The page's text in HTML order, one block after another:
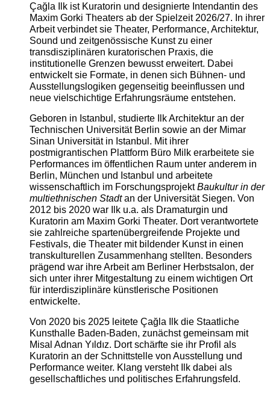
Çağla Ilk ist Kuratorin und designierte Intendantin des
Maxim Gorki Theaters ab der Spielzeit 2026/27. In ihrer
Arbeit verbindet sie Theater, Performance, Architektur,
Sound und zeitgenössische Kunst zu einer
transdisziplinären kuratorischen Praxis, die
institutionelle Grenzen bewusst erweitert. Dabei
entwickelt sie Formate, in denen sich Bühnen- und
Ausstellungslogiken gegenseitig beeinflussen und
neue vielschichtige Erfahrungsräume entstehen.
Geboren in Istanbul, studierte Ilk Architektur an der
Technischen Universität Berlin sowie an der Mimar
Sinan Universität in Istanbul. Mit ihrer
postmigrantischen Plattform Büro Milk erarbeitete sie
Performances im öffentlichen Raum unter anderem in
Berlin, München und Istanbul und arbeitete
wissenschaftlich im ForschungsprojektBaukultur in der
multiethnischen Stadtan der Universität Siegen. Von
2012 bis 2020 war Ilk u.a. als Dramaturgin und
Kuratorin am Maxim Gorki Theater. Dort verantwortete
sie zahlreiche spartenübergreifende Projekte und
Festivals, die Theater mit bildender Kunst in einen
transkulturellen Zusammenhang stellten. Besonders
prägend war ihre Arbeit am Berliner Herbstsalon, der
sich unter ihrer Mitgestaltung zu einem wichtigen Ort
für interdisziplinäre künstlerische Positionen
entwickelte.
Von 2020 bis 2025 leitete Çağla Ilk die Staatliche
Kunsthalle Baden-Baden, zunächst gemeinsam mit
Misal Adnan Yıldız. Dort schärfte sie ihr Profil als
Kuratorin an der Schnittstelle von Ausstellung und
Performance weiter. Klang versteht Ilk dabei als
gesellschaftliches und politisches Erfahrungsfeld.